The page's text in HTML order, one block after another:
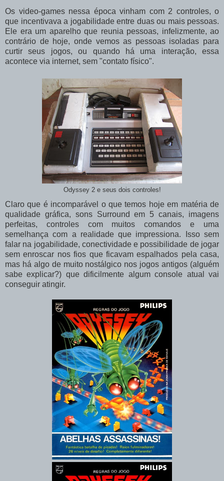
Os video-games nessa época vinham com 2 controles, o
que incentivava a jogabilidade entre duas ou mais pessoas.
Ele era um aparelho que reunia pessoas, infelizmente, ao
contrário de hoje, onde vemos as pessoas isoladas para
curtir seus jogos, ou quando há uma interação, essa
acontece via internet, sem "contato físico".
Odyssey 2 e seus dois controles!
Claro que é incomparável o que temos hoje em matéria de
qualidade gráfica, sons Surround em 5 canais, imagens
perfeitas, controles com muitos comandos e uma
semelhança com a realidade que impressiona. Isso sem
falar na jogabilidade, conectividade e possibilidade de jogar
sem enroscar nos fios que ficavam espalhados pela casa,
mas há algo de muito nostálgico nos jogos antigos (alguém
sabe explicar?) que dificilmente algum console atual vai
conseguir atingir.